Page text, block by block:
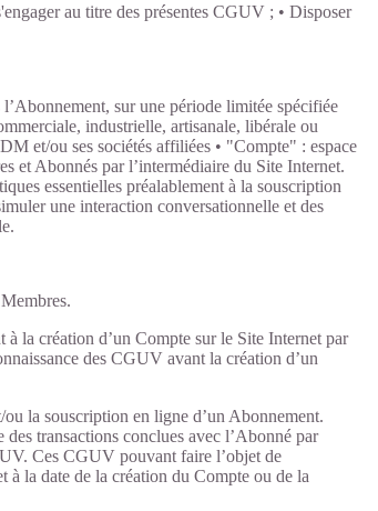
au titre des présentes CGUV ; • Disposer
sur une période limitée spécifiée
industrielle, artisanale, libérale ou
et/ou ses sociétés affiliées • "Compte" : espace
et Abonnés par l’intermédiaire du Site Internet.
essentielles préalablement à la souscription
une interaction conversationnelle et des
la création d’un Compte sur le Site Internet par
des CGUV avant la création d’un
la souscription en ligne d’un Abonnement.
transactions conclues avec l’Abonné par
Ces CGUV pouvant faire l’objet de
à la date de la création du Compte ou de la